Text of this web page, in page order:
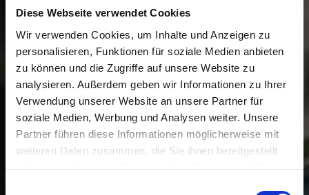
Diese Webseite verwendet Cookies
Wir verwenden Cookies, um Inhalte und Anzeigen zu
personalisieren, Funktionen für soziale Medien anbieten
zu können und die Zugriffe auf unsere Website zu
analysieren. Außerdem geben wir Informationen zu Ihrer
Verwendung unserer Website an unsere Partner für
soziale Medien, Werbung und Analysen weiter. Unsere
Partner führen diese Informationen möglicherweise mit
weiteren Daten zusammen, die Sie ihnen bereitgestellt
haben oder die sie im Rahmen Ihrer Nutzung der Dienste